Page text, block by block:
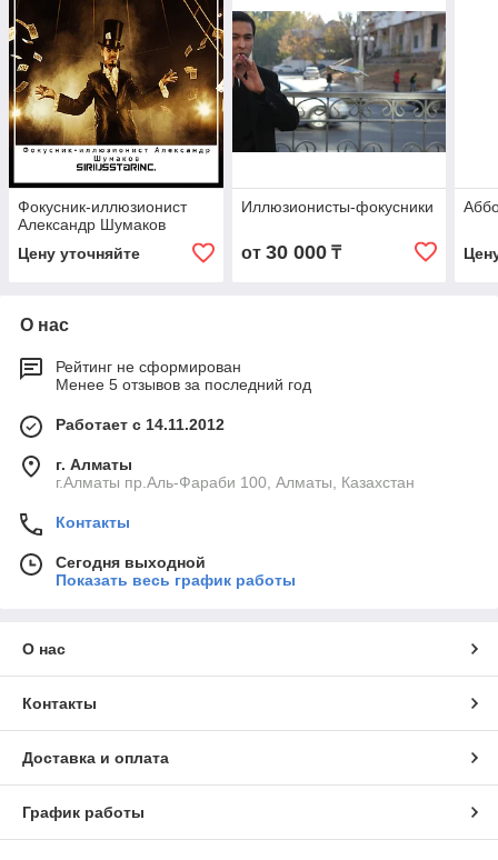
Фокусник-иллюзионист
Александр Шумаков
Цену уточняйте
Иллюзионисты-фокусники
от 30 000₸
О нас
Рейтинг не сформирован
Менее 5 отзывов за последний год
Работает с 14.11.2012
г. Алматы
г.Алматы пр.Аль-Фараби 100, Алматы, Казахстан
Контакты
Сегодня выходной
Показать весь график работы
О нас
Контакты
Доставка и оплата
График работы